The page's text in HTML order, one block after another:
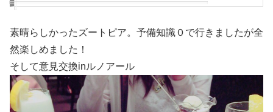
素晴らしかったズートピア。予備知識０で行きましたが全
然楽しめました！
そして意見交換inルノアール